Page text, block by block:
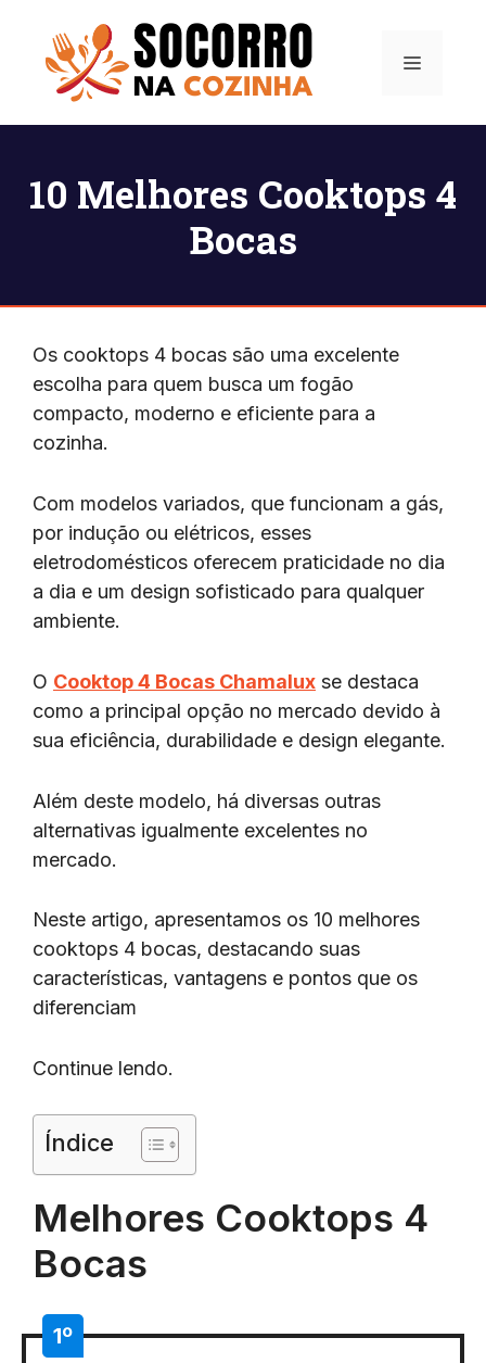
conteúdo
Menu
10 Melhores Cooktops 4
Bocas
Os cooktops 4 bocas são uma excelente
escolha para quem busca um fogão
compacto, moderno e eficiente para a
cozinha.
Com modelos variados, que funcionam a gás,
por indução ou elétricos, esses
eletrodomésticos oferecem praticidade no dia
a dia e um design sofisticado para qualquer
ambiente.
O Cooktop 4 Bocas Chamalux se destaca
como a principal opção no mercado devido à
sua eficiência, durabilidade e design elegante.
Além deste modelo, há diversas outras
alternativas igualmente excelentes no
mercado.
Neste artigo, apresentamos os 10 melhores
cooktops 4 bocas, destacando suas
características, vantagens e pontos que os
diferenciam
Continue lendo.
Índice
Melhores Cooktops 4
Bocas
1º